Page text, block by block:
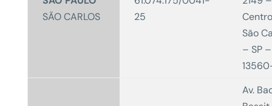
SÃO CARLOS
25
São
– SP
Av.